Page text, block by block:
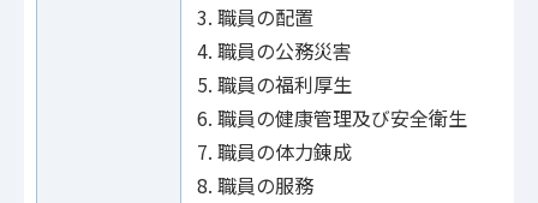
職員の配置
職員の公務災害
職員の福利厚生
職員の健康管理及び安全衛生
職員の体力錬成
職員の服務